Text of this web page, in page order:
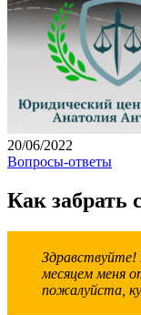
20/06/2022
Вопросы-ответы
Как забрать
Здравствуйте!
месяцем меня
пожалуйста,